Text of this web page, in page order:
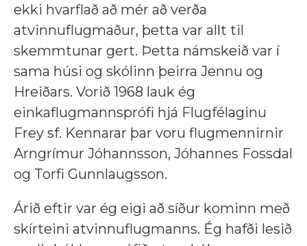
ekki hvarflað að mér að verða
atvinnuflugmaður, þetta var allt til
skemmtunar gert. Þetta námskeið var í
sama húsi og skólinn þeirra Jennu og
Hreiðars. Vorið 1968 lauk ég
einkaflugmannsprófi hjá Flugfélaginu
Frey sf. Kennarar þar voru flugmennirnir
Arngrímur Jóhannsson, Jóhannes Fossdal
og Torfi Gunnlaugsson.
Árið eftir var ég eigi að síður kominn með
skírteini atvinnuflugmanns. Ég hafði lesið